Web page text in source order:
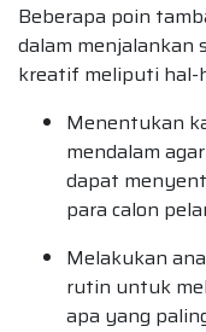
Beberapa poin
dalam menjalankan
kreatif meliputi hal-
Menentukan
mendalam
dapat
para calon
Melakukan
rutin untuk
apa yang